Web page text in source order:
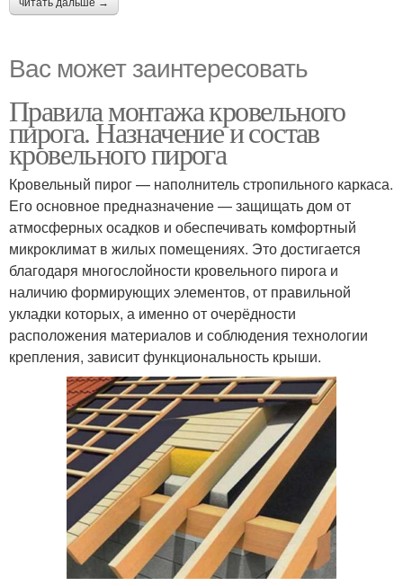
читать дальше →
Вас может заинтересовать
Правила монтажа кровельного
пирога. Назначение и состав
кровельного пирога
Кровельный пирог — наполнитель стропильного каркаса.
Его основное предназначение — защищать дом от
атмосферных осадков и обеспечивать комфортный
микроклимат в жилых помещениях. Это достигается
благодаря многослойности кровельного пирога и
наличию формирующих элементов, от правильной
укладки которых, а именно от очерёдности
расположения материалов и соблюдения технологии
крепления, зависит функциональность крыши.